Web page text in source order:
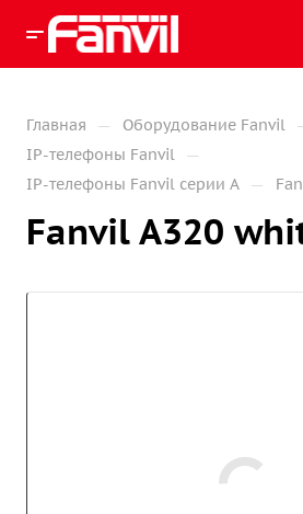
Главная — Оборудование Fanvil
IP-телефоны Fanvil —
IP-телефоны Fanvil серии A —
Fanvil A320